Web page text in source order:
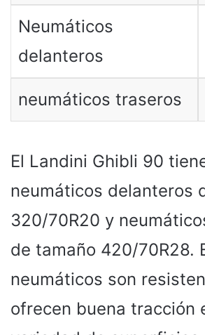
Neumáticos
delanteros
neumáticos traseros
El Landini Ghibli 90
neumáticos delanteros
320/70R20 y
de tamaño 420/70R28.
neumáticos son
ofrecen buena tracción